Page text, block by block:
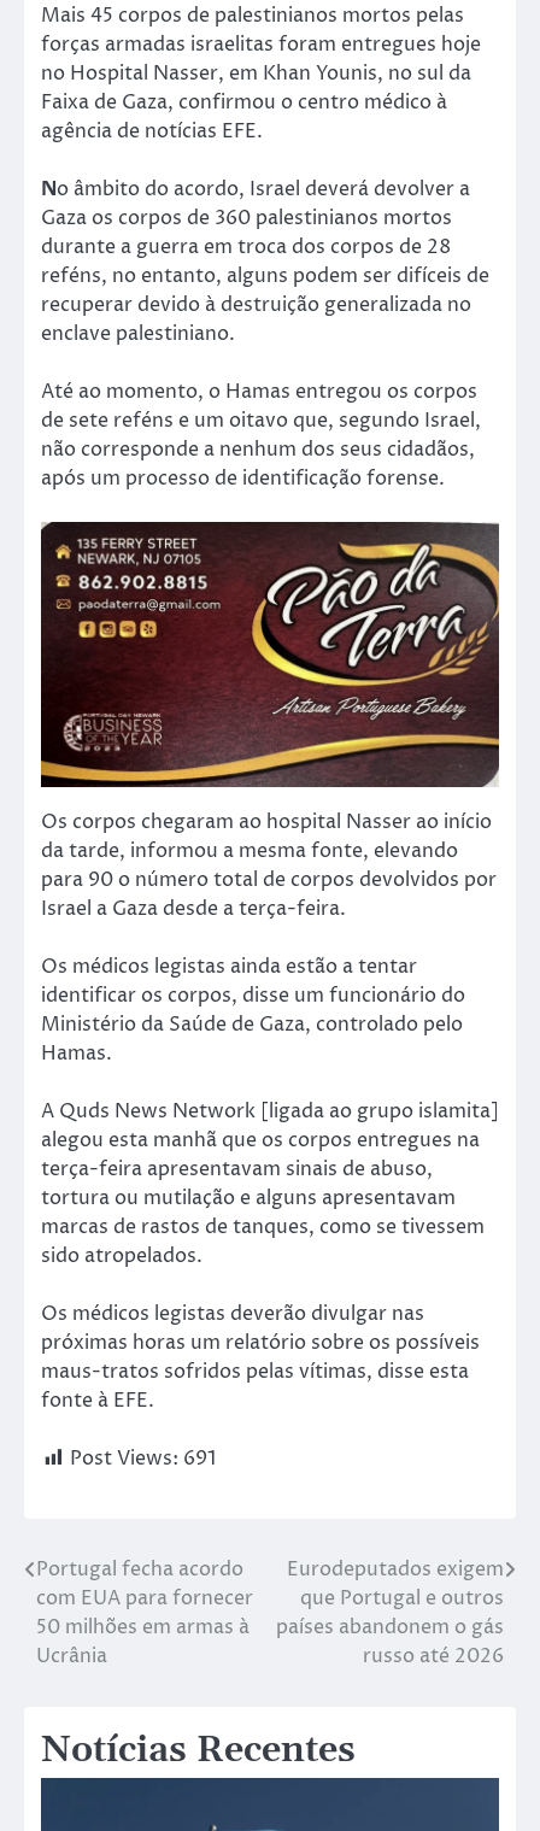
Mais 45 corpos de palestinianos mortos pelas
forças armadas israelitas foram entregues hoje
no Hospital Nasser, em Khan Younis, no sul da
Faixa de Gaza, confirmou o centro médico à
agência de notícias EFE.
No âmbito do acordo, Israel deverá devolver a
Gaza os corpos de 360 palestinianos mortos
durante a guerra em troca dos corpos de 28
reféns, no entanto, alguns podem ser difíceis de
recuperar devido à destruição generalizada no
enclave palestiniano.
Até ao momento, o Hamas entregou os corpos
de sete reféns e um oitavo que, segundo Israel,
não corresponde a nenhum dos seus cidadãos,
após um processo de identificação forense.
Os corpos chegaram ao hospital Nasser ao início
da tarde, informou a mesma fonte, elevando
para 90 o número total de corpos devolvidos por
Israel a Gaza desde a terça-feira.
Os médicos legistas ainda estão a tentar
identificar os corpos, disse um funcionário do
Ministério da Saúde de Gaza, controlado pelo
Hamas.
A Quds News Network [ligada ao grupo islamita]
alegou esta manhã que os corpos entregues na
terça-feira apresentavam sinais de abuso,
tortura ou mutilação e alguns apresentavam
marcas de rastos de tanques, como se tivessem
sido atropelados.
Os médicos legistas deverão divulgar nas
próximas horas um relatório sobre os possíveis
maus-tratos sofridos pelas vítimas, disse esta
fonte à EFE.
Post Views: 691
Portugal fecha acordo
com EUA para fornecer
50 milhões em armas à
Ucrânia
Eurodeputados exigem
que Portugal e outros
países abandonem o gás
russo até 2026
Notícias Recentes